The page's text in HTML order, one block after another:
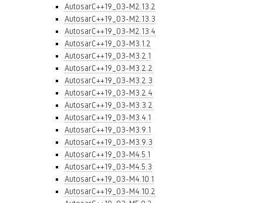
AutosarC++19_03-M2.13.2
AutosarC++19_03-M2.13.3
AutosarC++19_03-M2.13.4
AutosarC++19_03-M3.1.2
AutosarC++19_03-M3.2.1
AutosarC++19_03-M3.2.2
AutosarC++19_03-M3.2.3
AutosarC++19_03-M3.2.4
AutosarC++19_03-M3.3.2
AutosarC++19_03-M3.4.1
AutosarC++19_03-M3.9.1
AutosarC++19_03-M3.9.3
AutosarC++19_03-M4.5.1
AutosarC++19_03-M4.5.3
AutosarC++19_03-M4.10.1
AutosarC++19_03-M4.10.2